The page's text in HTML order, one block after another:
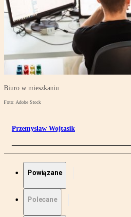
Biuro w mieszkaniu
Foto: Adobe Stock
Przemysław Wojtasik
Powiązane
Polecane